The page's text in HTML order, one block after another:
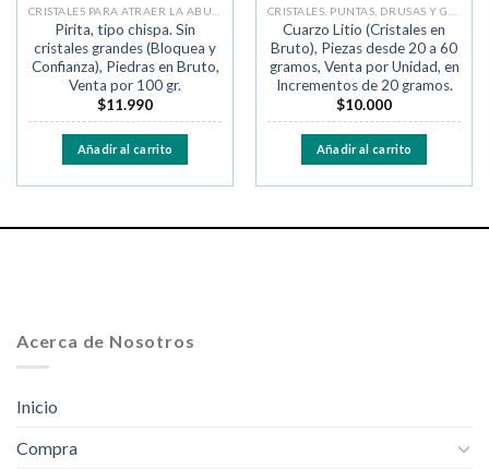
Pirita, tipo chispa. Sin
cristales grandes (Bloquea y
Confianza), Piedras en Bruto,
Venta por 100 gr.
$11.990
Añadir al carrito
Cuarzo Litio (Cristales en
Bruto), Piezas desde 20 a 60
gramos, Venta por Unidad, en
Incrementos de 20 gramos.
$10.000
Añadir al carrito
Acerca de Nosotros
Inicio
Compra